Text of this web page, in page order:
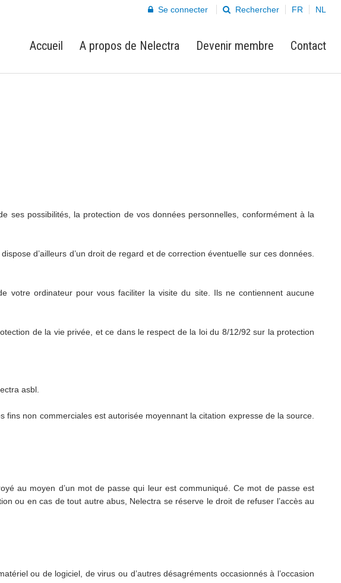
Se connecter Rechercher FR NL
Accueil A propos de Nelectra Devenir membre Contact
ses possibilités, la protection de vos données personnelles, conformément à la
d’ailleurs d’un droit de regard et de correction éventuelle sur ces données.
votre ordinateur pour vous faciliter la visite du site. Ils ne contiennent aucune
de la vie privée, et ce dans le respect de la loi du 8/12/92 sur la protection
asbl.
non commerciales est autorisée moyennant la citation expresse de la source.
au moyen d’un mot de passe qui leur est communiqué. Ce mot de passe est
ou en cas de tout autre abus, Nelectra se réserve le droit de refuser l’accès au
ou de logiciel, de virus ou d’autres désagréments occasionnés à l’occasion